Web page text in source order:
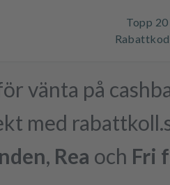
Topp 20
vänta på
med
, Rea och Fri